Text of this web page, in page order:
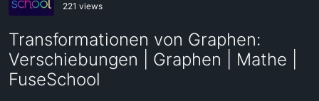
221 views
Transformationen von Graphen:
Verschiebungen | Graphen | Mathe |
FuseSchool